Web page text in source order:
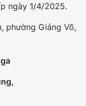
ngày 1/4/2025.
phường Giảng Võ,